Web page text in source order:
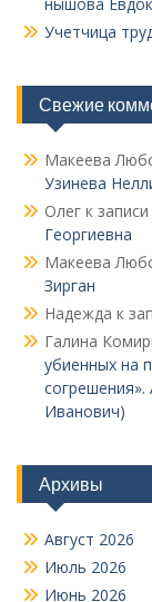
Учетчица
Свежие
Макеева
Узинева
Олег к записи
Георгиевна
Макеева
Зирган
Надежда к
Галина
убиенных на
Иванович)
Архивы
Август 2026
Июль 2026
Июнь 2026